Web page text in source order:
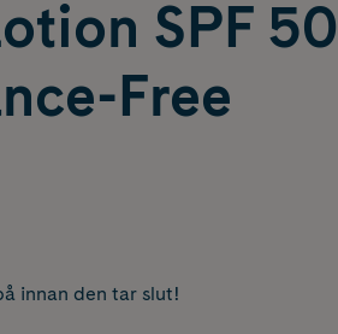
SPF 50
Free
innan den tar slut!